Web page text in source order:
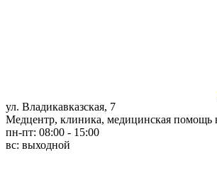
ул. Владикавказская, 7
Медцентр, клиника, медицинская помощь
пн-пт: 08:00 - 15:00
вс: выходной